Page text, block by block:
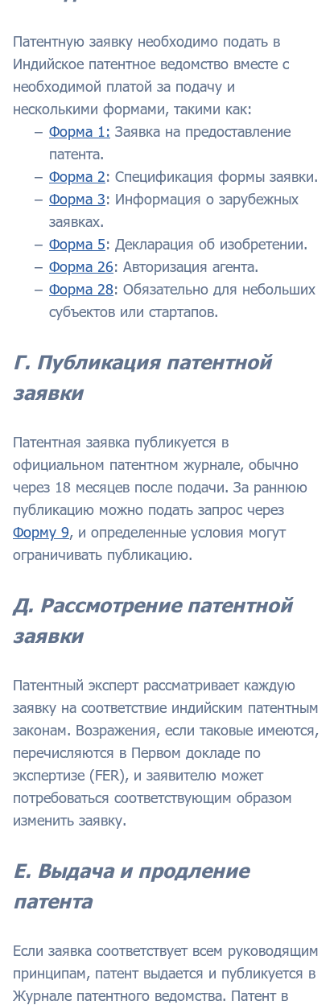
Патентную заявку необходимо подать в
Индийское патентное ведомство вместе с
необходимой платой за подачу и
несколькими формами, такими как:
Форма 1: Заявка на предоставление
патента.
Форма 2: Спецификация формы заявки.
Форма 3: Информация о зарубежных
заявках.
Форма 5: Декларация об изобретении.
Форма 26: Авторизация агента.
Форма 28: Обязательно для небольших
субъектов или стартапов.
Г. Публикация патентной
заявки
Патентная заявка публикуется в
официальном патентном журнале, обычно
через 18 месяцев после подачи. За раннюю
публикацию можно подать запрос через
Форму 9, и определенные условия могут
ограничивать публикацию.
Д. Рассмотрение патентной
заявки
Патентный эксперт рассматривает каждую
заявку на соответствие индийским патентным
законам. Возражения, если таковые имеются,
перечисляются в Первом докладе по
экспертизе (FER), и заявителю может
потребоваться соответствующим образом
изменить заявку.
Е. Выдача и продление
патента
Если заявка соответствует всем руководящим
принципам, патент выдается и публикуется в
Журнале патентного ведомства. Патент в